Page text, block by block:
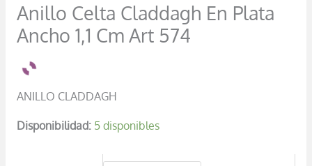
Anillo Celta Claddagh En Plata
Ancho 1,1 Cm Art 574
ANILLO CLADDAGH
Disponibilidad: 5 disponibles
cantidad